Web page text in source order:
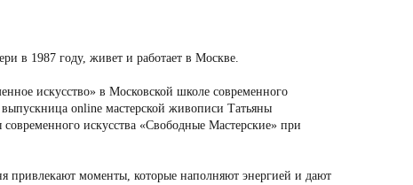
в 1987 году, живет и работает в Москве.
искусство» в Московской школе современного
online мастерской живописи Татьяны
искусства «Свободные Мастерские» при
привлекают моменты, которые наполняют энергией и дают